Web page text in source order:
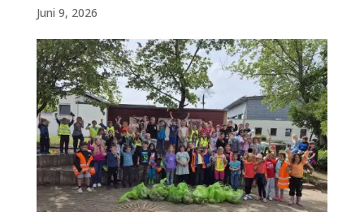
Juni 9, 2026